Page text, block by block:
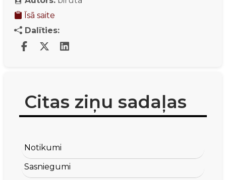
Īsā saite
Dalīties:
Citas ziņu sadaļas
Notikumi
Sasniegumi